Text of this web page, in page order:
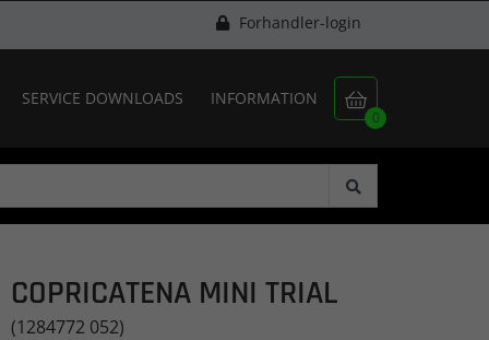
Forhandler-login

0
SERVICE DOWNLOADS INFORMATION
COPRICATENA MINI TRIAL
(1284772 052)